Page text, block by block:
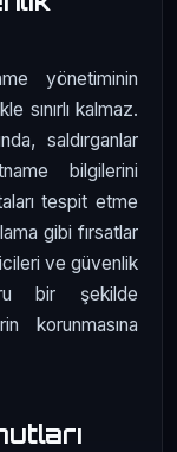
yönetiminin
sınırlı kalmaz.
saldırganlar
bilgilerini
tespit etme
gibi fırsatlar
ve güvenlik
bir şekilde
korunmasına